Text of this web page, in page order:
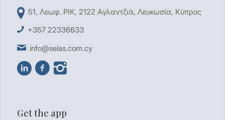
51, Λεωφ. ΡΙΚ, 2122 Aγλαντζιά, Λευκωσία, Κύπρος
+357 22336633
info@selas.com.cy
Get the app